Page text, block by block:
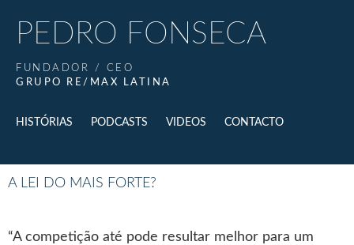
PEDRO FONSECA
FUNDADOR / CEO
GRUPO RE/MAX LATINA
HISTÓRIAS PODCASTS VIDEOS CONTACTO
A LEI DO MAIS FORTE?
“A competição até pode resultar melhor para um